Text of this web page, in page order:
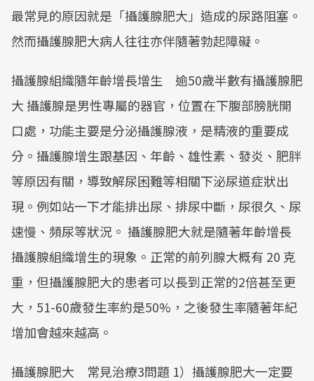
最常見的原因就是「攝護腺肥大」造成的尿路阻塞。
然而攝護腺肥大病人往往亦伴隨著勃起障礙。
攝護腺組織隨年齡增長增生 逾50歲半數有攝護腺肥
大 攝護腺是男性專屬的器官，位置在下腹部膀胱開
口處，功能主要是分泌攝護腺液，是精液的重要成
分。攝護腺增生跟基因、年齡、雄性素、發炎、肥胖
等原因有關，導致解尿困難等相關下泌尿道症狀出
現。例如站一下才能排出尿、排尿中斷，尿很久、尿
速慢、頻尿等狀況。 攝護腺肥大就是隨著年齡增長
攝護腺組織增生的現象。正常的前列腺大概有 20 克
重，但攝護腺肥大的患者可以長到正常的2倍甚至更
大，51-60歲發生率約是50%，之後發生率隨著年紀
增加會越來越高。
攝護腺肥大 常見治療3問題 1）攝護腺肥大一定要